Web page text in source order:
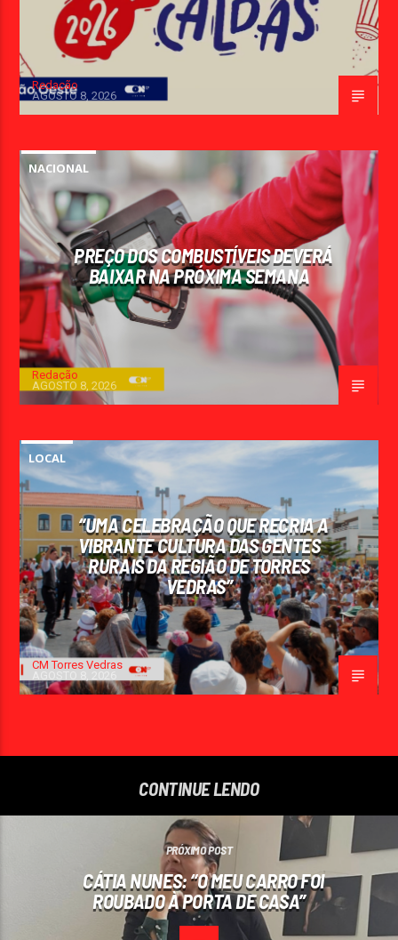
Redação
AGOSTO 8, 2026
NACIONAL
PREÇO DOS COMBUSTÍVEIS DEVERÁ
BAIXAR NA PRÓXIMA SEMANA
Redação
AGOSTO 8, 2026
LOCAL
“UMA CELEBRAÇÃO QUE RECRIA A
VIBRANTE CULTURA DAS GENTES
RURAIS DA REGIÃO DE TORRES
VEDRAS”
CM Torres Vedras
CONTINUE LENDO
PRÓXIMO POST
CÁTIA NUNES: “O MEU CARRO FOI
ROUBADO À PORTA DE CASA”